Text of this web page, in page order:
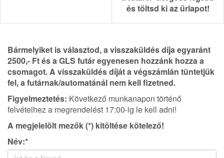
és töltsd ki az űrlapot!
Bármelyiket is választod, a visszaküldés díja egyaránt
2500,- Ft és a GLS futár egyenesen hozzánk hozza a
csomagot. A visszaküldés díját a végszámlán tüntetjük
fel, a futárnak/automatánál nem kell fizetned.
Figyelmeztetés: Következő munkanapon történő
felvételhez a megrendelést 17:00-ig le kell adni!
A megjelelölt mezők (*) kitöltése kötelező!
Név:*